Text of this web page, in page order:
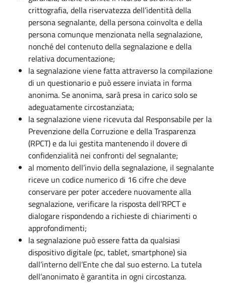
crittografia, della riservatezza dell’identità della
persona segnalante, della persona coinvolta e della
persona comunque menzionata nella segnalazione,
nonché del contenuto della segnalazione e della
relativa documentazione;
la segnalazione viene fatta attraverso la compilazione
di un questionario e può essere inviata in forma
anonima. Se anonima, sarà presa in carico solo se
adeguatamente circostanziata;
la segnalazione viene ricevuta dal Responsabile per la
Prevenzione della Corruzione e della Trasparenza
(RPCT) e da lui gestita mantenendo il dovere di
confidenzialità nei confronti del segnalante;
al momento dell’invio della segnalazione, il segnalante
riceve un codice numerico di 16 cifre che deve
conservare per poter accedere nuovamente alla
segnalazione, verificare la risposta dell’RPCT e
dialogare rispondendo a richieste di chiarimenti o
approfondimenti;
la segnalazione può essere fatta da qualsiasi
dispositivo digitale (pc, tablet, smartphone) sia
dall’interno dell’Ente che dal suo esterno. La tutela
dell’anonimato è garantita in ogni circostanza.